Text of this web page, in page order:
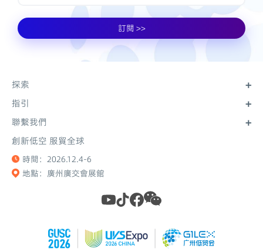
訂閱 >>
創新低空 服貿全球
時間：2026.12.4-6
地點：廣州廣交會展館
探索
關於大會
關於博覽會
指引
往屆參展商
展位圖
博覽會圖集
聯繫我們
聯繫我們
立即註冊
隱私政策